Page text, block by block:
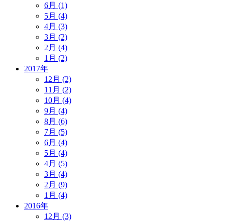
6月 (1)
5月 (4)
4月 (3)
3月 (2)
2月 (4)
1月 (2)
2017年
12月 (2)
11月 (2)
10月 (4)
9月 (4)
8月 (6)
7月 (5)
6月 (4)
5月 (4)
4月 (5)
3月 (4)
2月 (9)
1月 (4)
2016年
12月 (3)